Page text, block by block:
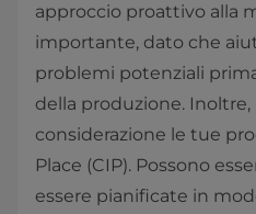
approccio proattivo alla
importante, dato che
problemi potenziali
della produzione.
considerazione le tue
Place (CIP). Possono
essere pianificate in